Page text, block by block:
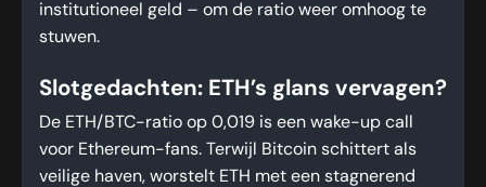
institutioneel geld – om de ratio weer omhoog te
stuwen.
Slotgedachten: ETH’s glans vervagen?
De ETH/BTC-ratio op 0,019 is een wake-up call
voor Ethereum-fans. Terwijl Bitcoin schittert als
veilige haven, worstelt ETH met een stagnerend